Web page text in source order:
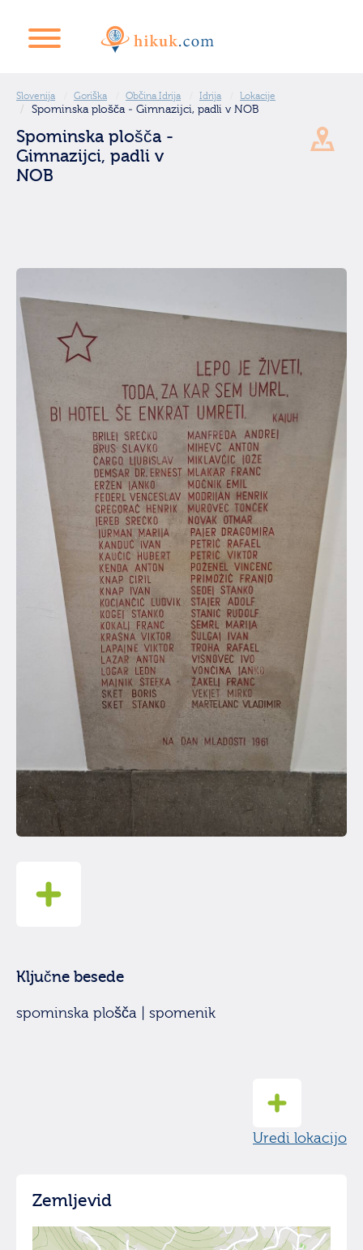
Slovenija Goriška Občina Idrija Idrija Lokacije
Spominska plošča - Gimnazijci, padli v NOB
Spominska plošča -
Gimnazijci, padli v
NOB
Ključne besede
spominska plošča | spomenik
Uredi lokacijo
Zemljevid